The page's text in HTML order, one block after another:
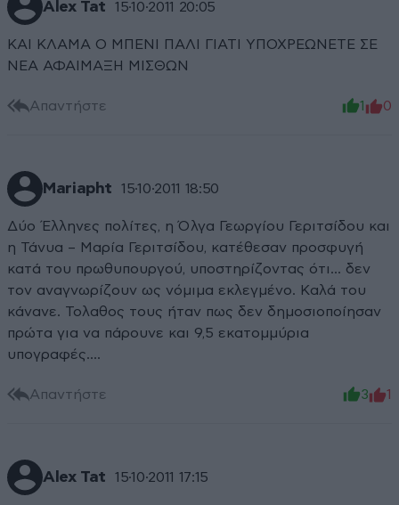
Alex Tat 15·10·2011 20:05
ΚΑΙ ΚΛΑΜΑ Ο ΜΠΕΝΙ ΠΑΛΙ ΓΙΑΤΙ ΥΠΟΧΡΕΩΝΕΤΕ ΣΕ
ΝΕΑ ΑΦΑΙΜΑΞΗ ΜΙΣΘΩΝ
Απαντήστε 1 0
Mariapht 15·10·2011 18:50
Δύο Έλληνες πολίτες, η Όλγα Γεωργίου Γεριτσίδου και
η Τάνυα – Μαρία Γεριτσίδου, κατέθεσαν προσφυγή
κατά του πρωθυπουργού, υποστηρίζοντας ότι... δεν
τον αναγνωρίζουν ως νόμιμα εκλεγμένο. Καλά του
κάνανε. Τολαθος τους ήταν πως δεν δημοσιοποίησαν
πρώτα για να πάρουνε και 9,5 εκατομμύρια
υπογραφές....
Απαντήστε 3 1
Alex Tat 15·10·2011 17:15